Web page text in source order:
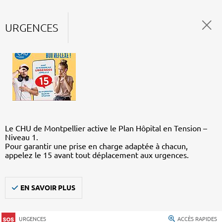
URGENCES
Le CHU de Montpellier active le Plan Hôpital en Tension –
Niveau 1.
Pour garantir une prise en charge adaptée à chacun,
appelez le 15 avant tout déplacement aux urgences.
EN SAVOIR PLUS
URGENCES ACCÈS RAPIDES